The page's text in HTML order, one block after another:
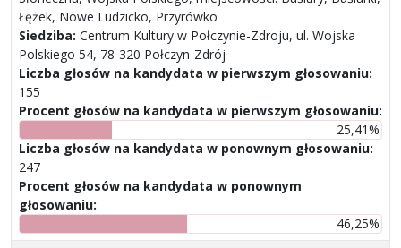
Łężek, Nowe Ludzicko, Przyrówko
Siedziba: Centrum Kultury w Połczynie-Zdroju, ul. Wojska
Polskiego 54, 78-320 Połczyn-Zdrój
Liczba głosów na kandydata w pierwszym głosowaniu:
155
Procent głosów na kandydata w pierwszym głosowaniu:
25,41%
Liczba głosów na kandydata w ponownym głosowaniu:
247
Procent głosów na kandydata w ponownym
głosowaniu:
46,25%